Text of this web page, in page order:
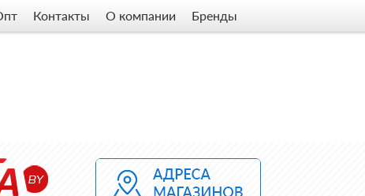
Контакты О компании Бренды